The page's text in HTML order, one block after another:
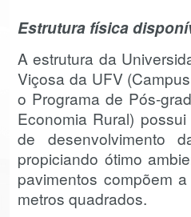
Estrutura física
A estrutura da
Viçosa da UFV
o Programa de Pós-
Economia Rural)
de desenvolvimento
propiciando ótimo
pavimentos compõem
metros quadrados.